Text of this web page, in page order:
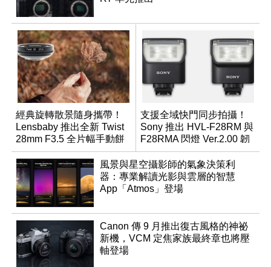
經典旋轉散景隨身攜帶！
Lensbaby 推出全新 Twist
28mm F3.5 全片幅手動餅
乾鏡
支援全域快門同步拍攝！
Sony 推出 HVL-F28RM 與
F28RMA 閃燈 Ver.2.00 韌
體
風景與星空攝影師的氣象決策利
器：專業解讀光影與雲層的智慧
App「Atmos」登場
Canon 傳 9 月推出復古風格的神祕
新機，VCM 定焦家族最終章也將壓
軸登場